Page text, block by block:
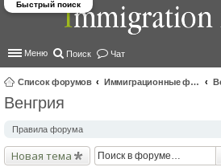
Меню Поиск Чат
Список форумов Иммиграционные форумы | Immigration forums
Быстрый поиск
Венгрия
Правила форума
Новая тема